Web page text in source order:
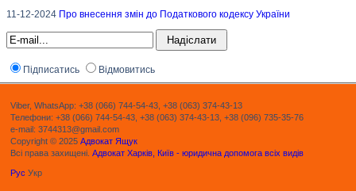
11-12-2024 Про внесення змін до Податкового кодексу України
Підписатись Відмовитись
Viber, WhatsApp: +38 (066) 744-54-43, +38 (063) 374-43-13
Телефони: +38 (066) 744-54-43, +38 (063) 374-43-13, +38 (096) 735-35-76
e-mail: 3744313@gmail.com
Copyright © 2025 Адвокат Ящук
Всі права захищені. Адвокат Харків, Київ - юридична допомога всіх видів
Рус Укр